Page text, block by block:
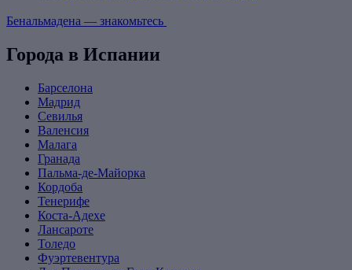
Бенальмадена — знакомьтесь
Города в Испании
Барселона
Мадрид
Севилья
Валенсия
Малага
Гранада
Пальма-де-Майорка
Кордоба
Тенерифе
Коста-Адехе
Лансароте
Толедо
Фуэртевентура